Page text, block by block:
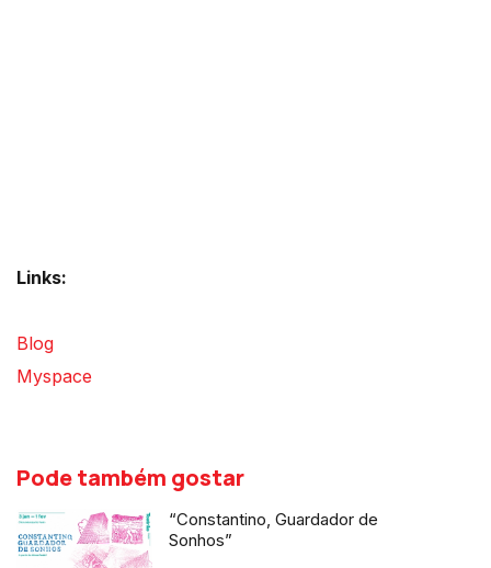
Links:
Blog
Myspace
Pode também gostar
“Constantino, Guardador de
Sonhos”